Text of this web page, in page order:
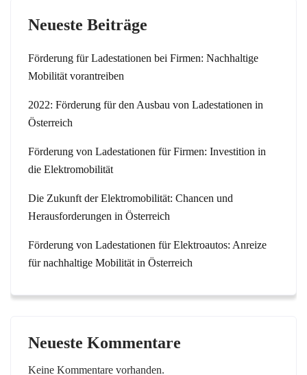
Neueste Beiträge
Förderung für Ladestationen bei Firmen: Nachhaltige
Mobilität vorantreiben
2022: Förderung für den Ausbau von Ladestationen in
Österreich
Förderung von Ladestationen für Firmen: Investition in
die Elektromobilität
Die Zukunft der Elektromobilität: Chancen und
Herausforderungen in Österreich
Förderung von Ladestationen für Elektroautos: Anreize
für nachhaltige Mobilität in Österreich
Neueste Kommentare
Keine Kommentare vorhanden.